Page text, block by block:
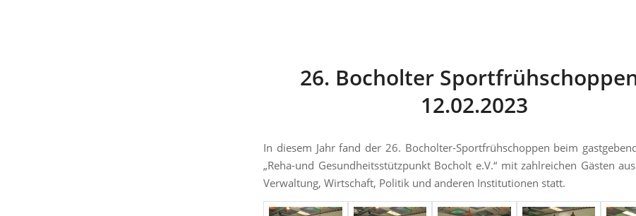
26. Bocholter
12.02.2023
In diesem Jahr fand der 26. Bocholter-Sportfrühschoppen beim
„Reha-und Gesundheitsstützpunkt Bocholt e.V.“ mit zahlreichen Gästen
Verwaltung, Wirtschaft, Politik und anderen Institutionen statt.